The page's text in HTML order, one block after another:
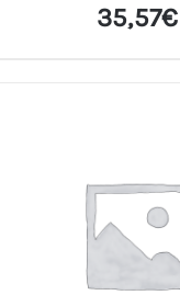
35,57€